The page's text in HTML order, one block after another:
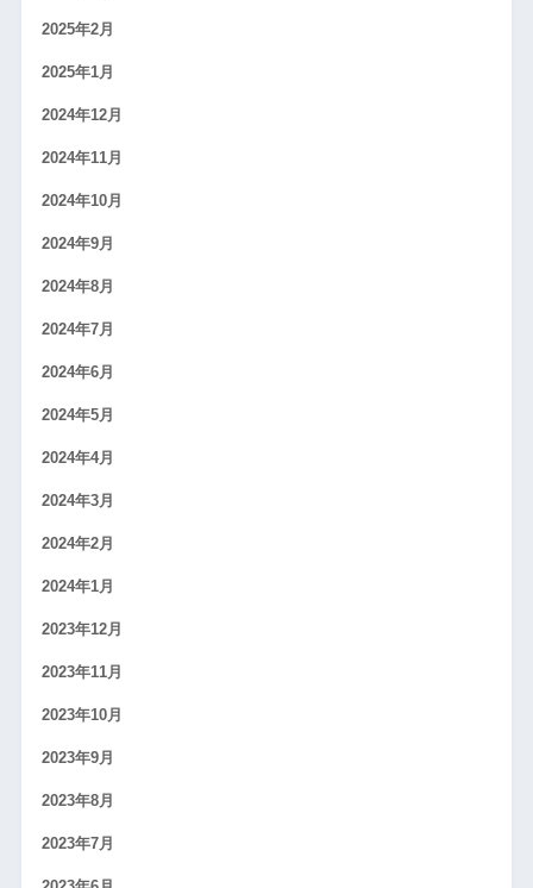
2025年2月
2025年1月
2024年12月
2024年11月
2024年10月
2024年9月
2024年8月
2024年7月
2024年6月
2024年5月
2024年4月
2024年3月
2024年2月
2024年1月
2023年12月
2023年11月
2023年10月
2023年9月
2023年8月
2023年7月